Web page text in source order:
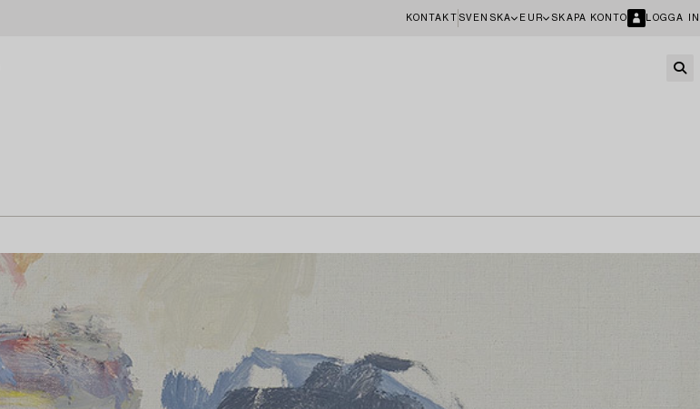
KONTAKT SVENSKA EUR SKAPA KONTO LOGGA IN